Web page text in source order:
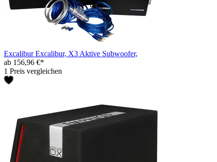
Excalibur Excalibur, X3 Aktive Subwoofer,
ab 156,96 €*
1 Preis vergleichen